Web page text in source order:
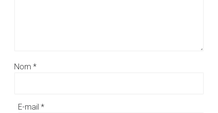
Nom *
E-mail *